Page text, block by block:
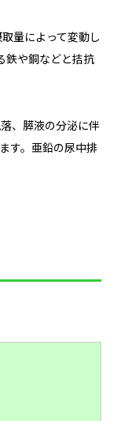
量によって変動し
鉄や銅などと拮抗
、膵液の分泌に伴
す。亜鉛の尿中排